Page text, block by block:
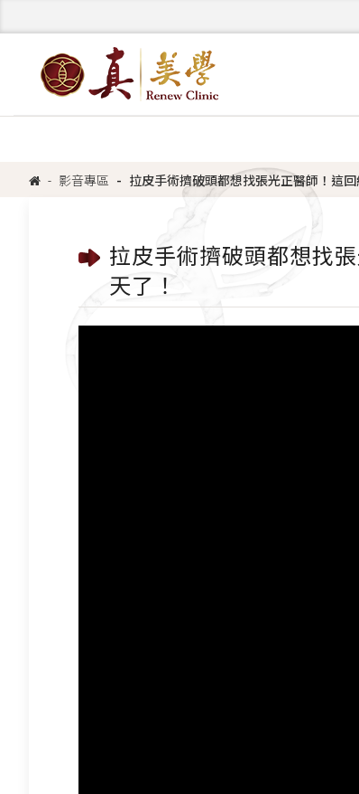
影音專區 拉皮手術擠破頭都想找張光正醫師！這
拉皮手術擠破頭都想找
天了！